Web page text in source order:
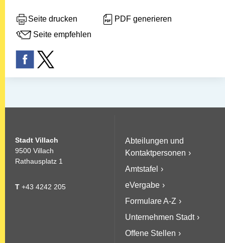
Seite drucken
PDF generieren
Seite empfehlen
Stadt Villach
9500 Villach
Rathausplatz 1
T +43 4242 205
Abteilungen und
Kontaktpersonen
Amtstafel
eVergabe
Formulare A-Z
Unternehmen Stadt
Offene Stellen